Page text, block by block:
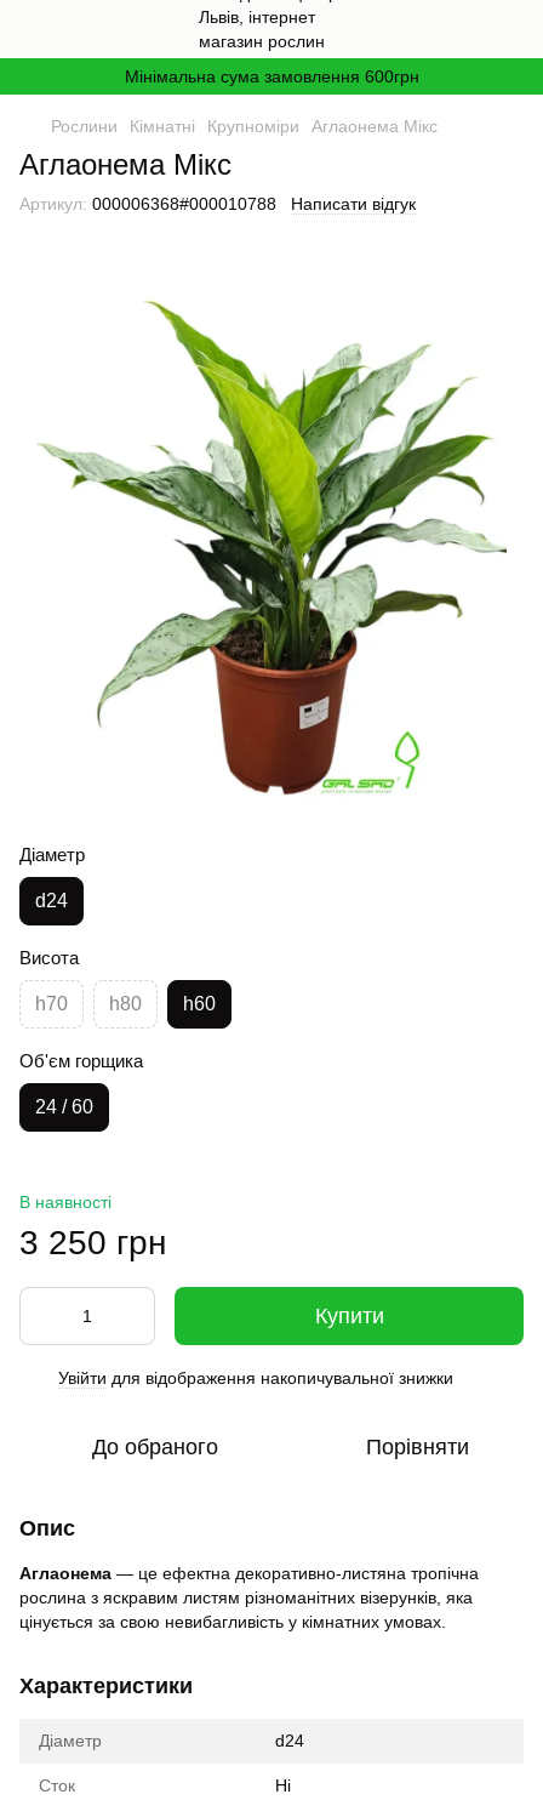
Мінімальна сума замовлення 600грн
Рослини Кімнатні Крупноміри Аглаонема Мікс
Аглаонема Мікс
Артикул: 000006368#000010788 Написати відгук
Діаметр
d24
Висота
h70 h80 h60
Об'єм горщика
24 / 60
В наявності
3 250 грн
Купити
Увійти для відображення накопичувальної знижки
До обраного Порівняти
Опис
Аглаонема — це ефектна декоративно-листяна тропічна
рослина з яскравим листям різноманітних візерунків, яка
цінується за свою невибагливість у кімнатних умовах.
Характеристики
Діаметр d24
Сток Ні